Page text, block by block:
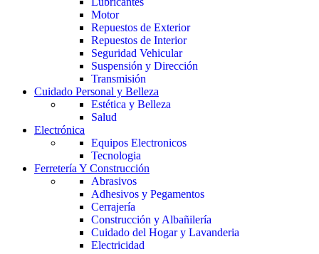
Motor
Repuestos de Exterior
Repuestos de Interior
Seguridad Vehicular
Suspensión y Dirección
Transmisión
Cuidado Personal y Belleza
Estética y Belleza
Salud
Electrónica
Equipos Electronicos
Tecnologia
Ferretería Y Construcción
Abrasivos
Adhesivos y Pegamentos
Cerrajería
Construcción y Albañilería
Cuidado del Hogar y Lavanderia
Electricidad